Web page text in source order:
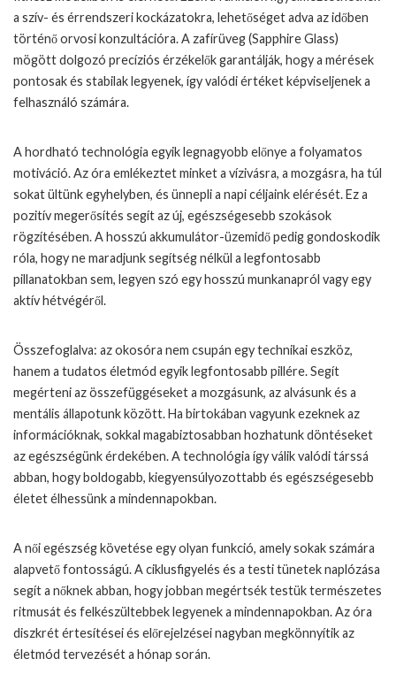
a szív- és érrendszeri kockázatokra, lehetőséget adva az időben
történő orvosi konzultációra. A zafírüveg (Sapphire Glass)
mögött dolgozó precíziós érzékelők garantálják, hogy a mérések
pontosak és stabilak legyenek, így valódi értéket képviseljenek a
felhasználó számára.
A hordható technológia egyik legnagyobb előnye a folyamatos
motiváció. Az óra emlékeztet minket a vízivásra, a mozgásra, ha túl
sokat ültünk egyhelyben, és ünnepli a napi céljaink elérését. Ez a
pozitív megerősítés segít az új, egészségesebb szokások
rögzítésében. A hosszú akkumulátor-üzemidő pedig gondoskodik
róla, hogy ne maradjunk segítség nélkül a legfontosabb
pillanatokban sem, legyen szó egy hosszú munkanapról vagy egy
aktív hétvégéről.
Összefoglalva: az okosóra nem csupán egy technikai eszköz,
hanem a tudatos életmód egyik legfontosabb pillére. Segít
megérteni az összefüggéseket a mozgásunk, az alvásunk és a
mentális állapotunk között. Ha birtokában vagyunk ezeknek az
információknak, sokkal magabiztosabban hozhatunk döntéseket
az egészségünk érdekében. A technológia így válik valódi társsá
abban, hogy boldogabb, kiegyensúlyozottabb és egészségesebb
életet élhessünk a mindennapokban.
A női egészség követése egy olyan funkció, amely sokak számára
alapvető fontosságú. A ciklusfigyelés és a testi tünetek naplózása
segít a nőknek abban, hogy jobban megértsék testük természetes
ritmusát és felkészültebbek legyenek a mindennapokban. Az óra
diszkrét értesítései és előrejelzései nagyban megkönnyítik az
életmód tervezését a hónap során.